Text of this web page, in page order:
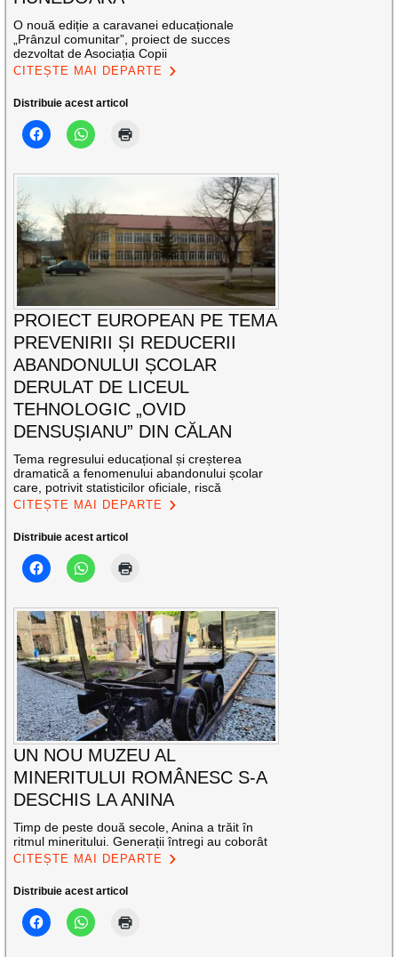
O nouă ediție a caravanei educaționale
„Prânzul comunitar”, proiect de succes
dezvoltat de Asociația Copii
CITEȘTE MAI DEPARTE
Distribuie acest articol
PROIECT EUROPEAN PE TEMA
PREVENIRII ȘI REDUCERII
ABANDONULUI ȘCOLAR
DERULAT DE LICEUL
TEHNOLOGIC „OVID
DENSUȘIANU” DIN CĂLAN
Tema regresului educațional și creșterea
dramatică a fenomenului abandonului școlar
care, potrivit statisticilor oficiale, riscă
CITEȘTE MAI DEPARTE
Distribuie acest articol
UN NOU MUZEU AL
MINERITULUI ROMÂNESC S-A
DESCHIS LA ANINA
Timp de peste două secole, Anina a trăit în
ritmul mineritului. Generații întregi au coborât
CITEȘTE MAI DEPARTE
Distribuie acest articol